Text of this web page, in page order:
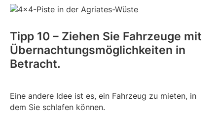
Tipp 10 – Ziehen Sie Fahrzeuge mit
Übernachtungsmöglichkeiten in
Betracht.
Eine andere Idee ist es, ein Fahrzeug zu mieten, in
dem Sie schlafen können.